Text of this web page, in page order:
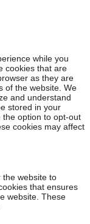
while you
cookies that are
as they are
of the website. We
and understand
stored in your
the option to opt-out
cookies may affect
the website to
that ensures
website. These